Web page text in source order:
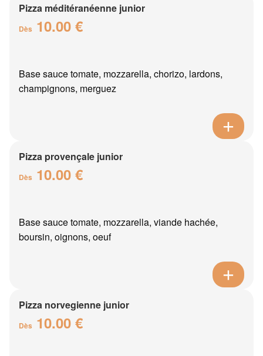
Pizza méditéranéenne junior
Dès 10.00 €
Base sauce tomate, mozzarella, chorizo, lardons,
champignons, merguez
Pizza provençale junior
Dès 10.00 €
Base sauce tomate, mozzarella, viande hachée,
boursin, oignons, oeuf
Pizza norvegienne junior
Dès 10.00 €